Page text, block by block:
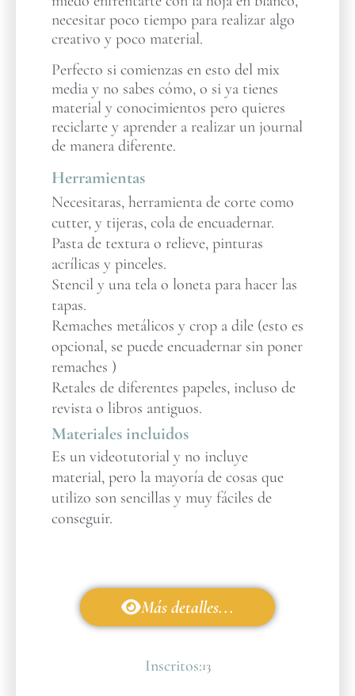
necesitar poco tiempo para realizar algo
creativo y poco material.
Perfecto si comienzas en esto del mix
media y no sabes cómo, o si ya tienes
material y conocimientos pero quieres
reciclarte y aprender a realizar un journal
de manera diferente.
Herramientas
Necesitaras, herramienta de corte como
cutter, y tijeras, cola de encuadernar.
Pasta de textura o relieve, pinturas
acrílicas y pinceles.
Stencil y una tela o loneta para hacer las
tapas.
Remaches metálicos y crop a dile (esto es
opcional, se puede encuadernar sin poner
remaches )
Retales de diferentes papeles, incluso de
revista o libros antiguos.
Materiales incluidos
Es un videotutorial y no incluye
material, pero la mayoría de cosas que
utilizo son sencillas y muy fáciles de
conseguir.
Más detalles...
Inscritos:13